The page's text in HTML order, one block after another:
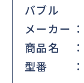
バブル
メーカー
商品名
型番